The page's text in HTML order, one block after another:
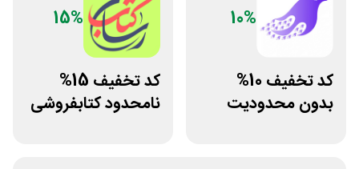
10%
کد تخفیف 10%
بدون محدودیت
15%
کد تخفیف 15%
نامحدود کتابفروشی